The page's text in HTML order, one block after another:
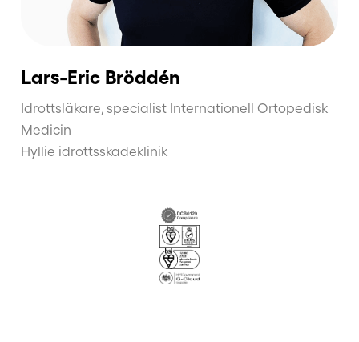
Lars-Eric Bröddén
Idrottsläkare, specialist Internationell Ortopedisk
Medicin
Hyllie idrottsskadeklinik